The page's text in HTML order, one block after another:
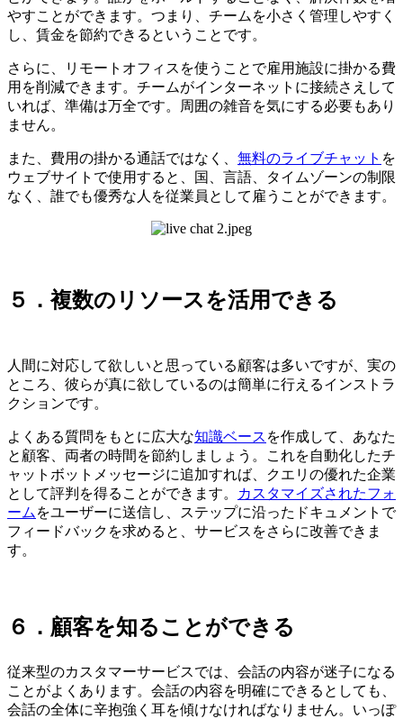
やすことができます。つまり、チームを小さく管理しやすく
し、賃金を節約できるということです。
さらに、リモートオフィスを使うことで雇用施設に掛かる費
用を削減できます。チームがインターネットに接続さえして
いれば、準備は万全です。周囲の雑音を気にする必要もあり
ません。
また、費用の掛かる通話ではなく、 無料のライブチャット を
ウェブサイトで使用すると、国、言語、タイムゾーンの制限
なく、誰でも優秀な人を従業員として雇うことができます。
５．複数のリソースを活用できる
人間に対応して欲しいと思っている顧客は多いですが、実の
ところ、彼らが真に欲しているのは簡単に行えるインストラ
クションです。
よくある質問をもとに広大な知識ベース を作成して、あなた
と顧客、両者の時間を節約しましょう。これを自動化したチ
ャットボットメッセージに追加すれば、クエリの優れた企業
として評判を得ることができます。
カスタマイズされたフォ
ーム をユーザーに送信し、ステップに沿ったドキュメントで
フィードバックを求めると、サービスをさらに改善できま
す。
６．顧客を知ることができる
従来型のカスタマーサービスでは、会話の内容が迷子になる
ことがよくあります。会話の内容を明確にできるとしても、
会話の全体に辛抱強く耳を傾けなければなりません。いっぽ